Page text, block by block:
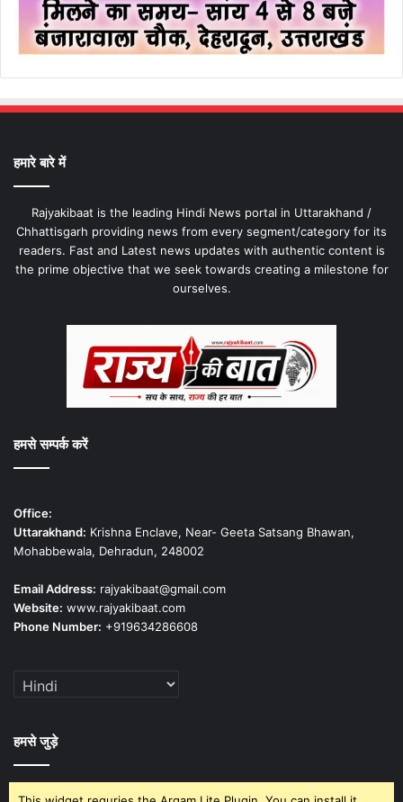
हमारे बारे में
Rajyakibaat is the leading Hindi News portal in Uttarakhand /
Chhattisgarh providing news from every segment/category for its
readers. Fast and Latest news updates with authentic content is
the prime objective that we seek towards creating a milestone for
ourselves.
हमसे सम्पर्क करें
Office:
Uttarakhand: Krishna Enclave, Near- Geeta Satsang Bhawan,
Mohabbewala, Dehradun, 248002
Email Address: rajyakibaat@gmail.com
Website: www.rajyakibaat.com
Phone Number: +919634286608
हमसे जुड़े